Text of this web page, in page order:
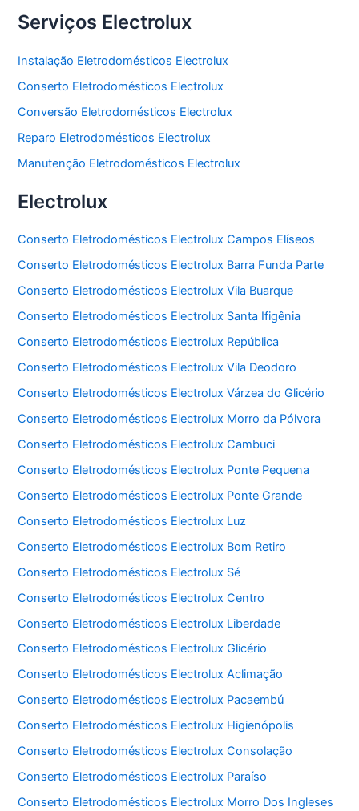
Serviços Electrolux
Instalação Eletrodomésticos Electrolux
Conserto Eletrodomésticos Electrolux
Conversão Eletrodomésticos Electrolux
Reparo Eletrodomésticos Electrolux
Manutenção Eletrodomésticos Electrolux
Electrolux
Conserto Eletrodomésticos Electrolux Campos Elíseos
Conserto Eletrodomésticos Electrolux Barra Funda Parte
Conserto Eletrodomésticos Electrolux Vila Buarque
Conserto Eletrodomésticos Electrolux Santa Ifigênia
Conserto Eletrodomésticos Electrolux República
Conserto Eletrodomésticos Electrolux Vila Deodoro
Conserto Eletrodomésticos Electrolux Várzea do Glicério
Conserto Eletrodomésticos Electrolux Morro da Pólvora
Conserto Eletrodomésticos Electrolux Cambuci
Conserto Eletrodomésticos Electrolux Ponte Pequena
Conserto Eletrodomésticos Electrolux Ponte Grande
Conserto Eletrodomésticos Electrolux Luz
Conserto Eletrodomésticos Electrolux Bom Retiro
Conserto Eletrodomésticos Electrolux Sé
Conserto Eletrodomésticos Electrolux Centro
Conserto Eletrodomésticos Electrolux Liberdade
Conserto Eletrodomésticos Electrolux Glicério
Conserto Eletrodomésticos Electrolux Aclimação
Conserto Eletrodomésticos Electrolux Pacaembú
Conserto Eletrodomésticos Electrolux Higienópolis
Conserto Eletrodomésticos Electrolux Consolação
Conserto Eletrodomésticos Electrolux Paraíso
Conserto Eletrodomésticos Electrolux Morro Dos Ingleses